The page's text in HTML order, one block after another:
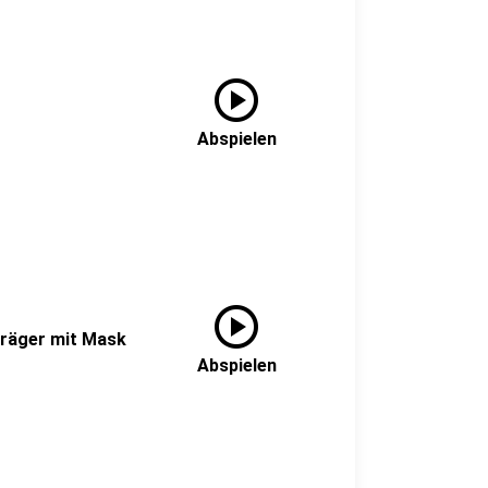
play_circle
Abspielen
mit Mask play_circle
Abspielen